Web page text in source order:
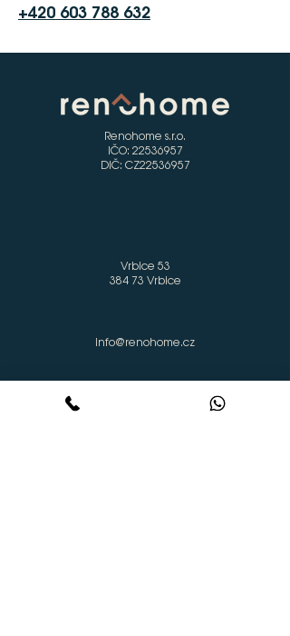
+420 603 788 632
Renohome s.r.o.
IČO: 22536957
DIČ: CZ22536957
Vrbice 53
384 73 Vrbice
info@renohome.cz